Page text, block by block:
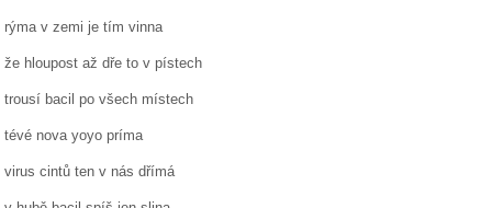
rýma v zemi je tím vinna
že hloupost až dře to v pístech
trousí bacil po všech místech
tévé nova yoyo príma
virus cintů ten v nás dřímá